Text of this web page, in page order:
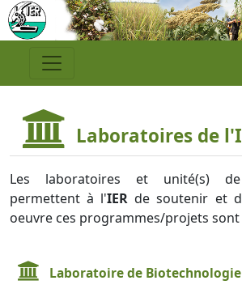
Laboratoires de
Les laboratoires et unité(s)
permettent à l'IER de soutenir et
oeuvre ces programmes/projets sont
Laboratoire de Biotechnologie